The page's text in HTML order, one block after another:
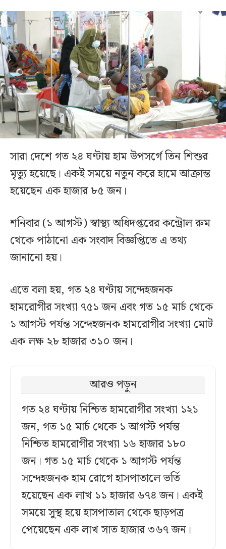
সারা দেশে গত ২৪ ঘণ্টায় হাম উপসর্গে তিন শিশুর
মৃত্যু হয়েছে। একই সময়ে নতুন করে হামে আক্রান্ত
হয়েছেন এক হাজার ৮৫ জন।
শনিবার (১ আগস্ট) স্বাস্থ্য অধিদপ্তরের কন্ট্রোল রুম
থেকে পাঠানো এক সংবাদ বিজ্ঞপ্তিতে এ তথ্য
জানানো হয়।
এতে বলা হয়, গত ২৪ ঘণ্টায় সন্দেহজনক
হামরোগীর সংখ্যা ৭৫১ জন এবং গত ১৫ মার্চ থেকে
১ আগস্ট পর্যন্ত সন্দেহজনক হামরোগীর সংখ্যা মোট
এক লক্ষ ২৮ হাজার ৩১০ জন।
আরও পড়ুন
গত ২৪ ঘণ্টায় নিশ্চিত হামরোগীর সংখ্যা ১২১
জন, গত ১৫ মার্চ থেকে ১ আগস্ট পর্যন্ত
নিশ্চিত হামরোগীর সংখ্যা ১৬ হাজার ১৮০
জন। গত ১৫ মার্চ থেকে ১ আগস্ট পর্যন্ত
সন্দেহজনক হাম রোগে হাসপাতালে ভর্তি
হয়েছেন এক লাখ ১১ হাজার ৬৭৪ জন। একই
সময়ে সুস্থ হয়ে হাসপাতাল থেকে ছাড়পত্র
পেয়েছেন এক লাখ সাত হাজার ৩৬৭ জন।